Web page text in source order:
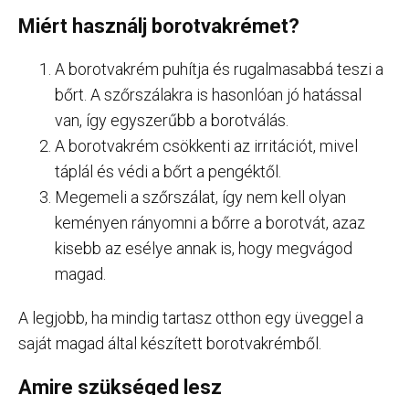
Miért használj borotvakrémet?
A borotvakrém puhítja és rugalmasabbá teszi a
bőrt. A szőrszálakra is hasonlóan jó hatással
van, így egyszerűbb a borotválás.
A borotvakrém csökkenti az irritációt, mivel
táplál és védi a bőrt a pengéktől.
Megemeli a szőrszálat, így nem kell olyan
keményen rányomni a bőrre a borotvát, azaz
kisebb az esélye annak is, hogy megvágod
magad.
A legjobb, ha mindig tartasz otthon egy üveggel a
saját magad által készített borotvakrémből.
Amire szükséged lesz